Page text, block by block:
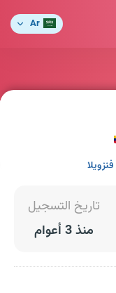
Ar
فنزويلا
تاريخ التسجيل
منذ 3 أعوام